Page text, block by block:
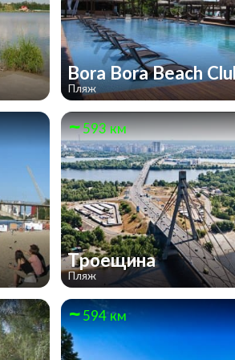
Bora Bora Beach
Пляж
593 км
Троещина
Пляж
594 км